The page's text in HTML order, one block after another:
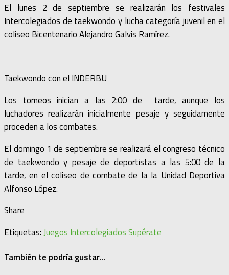
El lunes 2 de septiembre se realizarán los festivales
Intercolegiados de taekwondo y lucha categoría juvenil en el
coliseo Bicentenario Alejandro Galvis Ramírez.
Taekwondo con el INDERBU
Los torneos inician a las 2:00 de tarde, aunque los
luchadores realizarán inicialmente pesaje y seguidamente
proceden a los combates.
El domingo 1 de septiembre se realizará el congreso técnico
de taekwondo y pesaje de deportistas a las 5:00 de la
tarde, en el coliseo de combate de la la Unidad Deportiva
Alfonso López.
Share
Etiquetas:Juegos Intercolegiados Supérate
También te podría gustar...